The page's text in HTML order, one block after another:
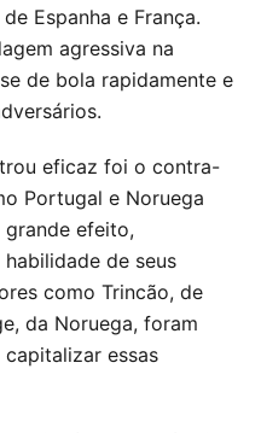
Espanha e França.
agressiva na
de bola rapidamente e
eficaz foi o contra-
Portugal e Noruega
efeito,
de seus
como Trincão, de
da Noruega, foram
essas